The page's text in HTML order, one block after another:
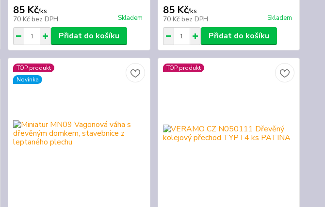
85 Kč/ks
70 Kč bez DPH Skladem
Přidat do košíku
85 Kč/ks
70 Kč bez DPH Skladem
Přidat do košíku
TOP produkt
Novinka
TOP produkt